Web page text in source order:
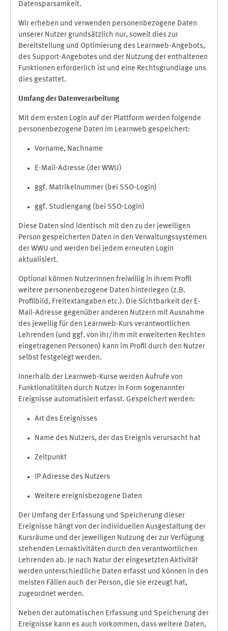
Datensparsamkeit.
Wir erheben und verwenden personenbezogene Daten
unserer Nutzer grundsätzlich nur, soweit dies zur
Bereitstellung und Optimierung des Learnweb-Angebots,
des Support-Angebotes und der Nutzung der enthaltenen
Funktionen erforderlich ist und eine Rechtsgrundlage uns
dies gestattet.
Umfang der Datenverarbeitung
Mit dem ersten Login auf der Plattform werden folgende
personenbezogene Daten im Learnweb gespeichert:
Vorname, Nachname
E-Mail-Adresse (der WWU)
ggf. Matrikelnummer (bei SSO-Login)
ggf. Studiengang (bei SSO-Login)
Diese Daten sind identisch mit den zu der jeweiligen
Person gespeicherten Daten in den Verwaltungssystemen
der WWU und werden bei jedem erneuten Login
aktualisiert.
Optional können NutzerInnen freiwillig in ihrem Profil
weitere personenbezogene Daten hinterlegen (z.B.
Profilbild, Freitextangaben etc.). Die Sichtbarkeit der E-
Mail-Adresse gegenüber anderen Nutzern mit Ausnahme
des jeweilig für den Learnweb-Kurs verantwortlichen
Lehrenden (und ggf. von ihr/ihm mit erweiterten Rechten
eingetragenen Personen) kann im Profil durch den Nutzer
selbst festgelegt werden.
Innerhalb der Learnweb-Kurse werden Aufrufe von
Funktionalitäten durch Nutzer in Form sogenannter
Ereignisse automatisiert erfasst. Gespeichert werden:
Art des Ereignisses
Name des Nutzers, der das Ereignis verursacht hat
Zeitpunkt
IP Adresse des Nutzers
Weitere ereignisbezogene Daten
Der Umfang der Erfassung und Speicherung dieser
Ereignisse hängt von der individuellen Ausgestaltung der
Kursräume und der jeweiligen Nutzung der zur Verfügung
stehenden Lernaktivitäten durch den verantwortlichen
Lehrenden ab. Je nach Natur der eingesetzten Aktivität
werden unterschiedliche Daten erfasst und können in den
meisten Fällen auch der Person, die sie erzeugt hat,
zugeordnet werden.
Neben der automatischen Erfassung und Speicherung der
Ereignisse kann es auch vorkommen, dass weitere Daten,